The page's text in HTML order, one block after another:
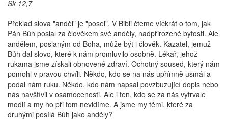
Sk 12,7
Překlad slova "anděl" je "posel". V Bibli čteme víckrát o tom, jak
Pán Bůh poslal za člověkem své anděly, nadpřirozené bytosti. Ale
andělem, poslaným od Boha, může být i člověk. Kazatel, jemuž
Bůh dal slovo, které k nám promluvilo osobně. Lékař, jehož
rukama jsme získali obnovené zdraví. Ochotný soused, který nám
pomohl v pravou chvíli. Někdo, kdo se na nás upřímně usmál a
podal nám ruku. Někdo, kdo nám napsal povzbuzující dopis nebo
nás navštívil v osamocenosti. Ale i ten, kdo se za nás vytrvale
modlí a my ho při tom nevidíme. A jsme my těmi, které za
druhými posílá Bůh jako anděly?